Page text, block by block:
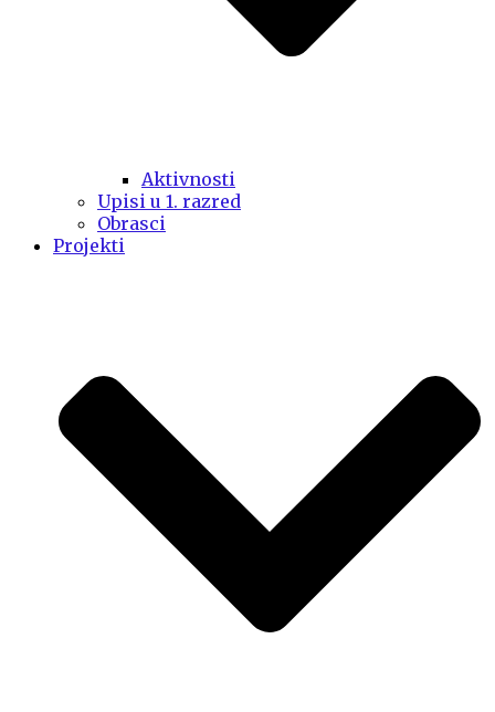
Aktivnosti
Upisi u 1. razred
Obrasci
Projekti